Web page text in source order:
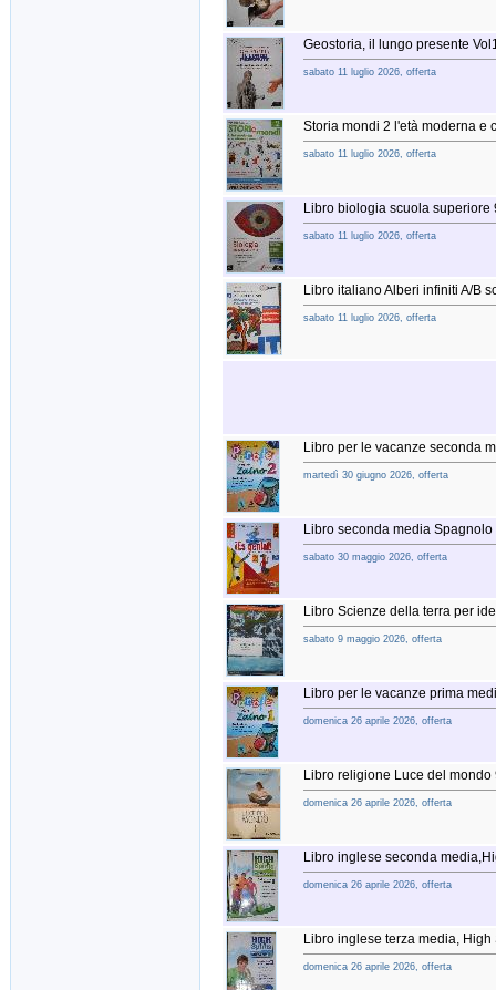
Geostoria, il lungo presente
sabato 11 luglio 2026, offerta
Storia mondi 2 l'età moderna e
sabato 11 luglio 2026, offerta
Libro biologia scuola superiore
sabato 11 luglio 2026, offerta
Libro italiano Alberi infiniti A/B
sabato 11 luglio 2026, offerta
Libro per le vacanze seconda
martedì 30 giugno 2026, offerta
Libro seconda media Spagnolo
sabato 30 maggio 2026, offerta
Libro Scienze della terra per
sabato 9 maggio 2026, offerta
Libro per le vacanze prima
domenica 26 aprile 2026, offerta
Libro religione Luce del
domenica 26 aprile 2026, offerta
Libro inglese seconda
domenica 26 aprile 2026, offerta
Libro inglese terza media,
domenica 26 aprile 2026, offerta